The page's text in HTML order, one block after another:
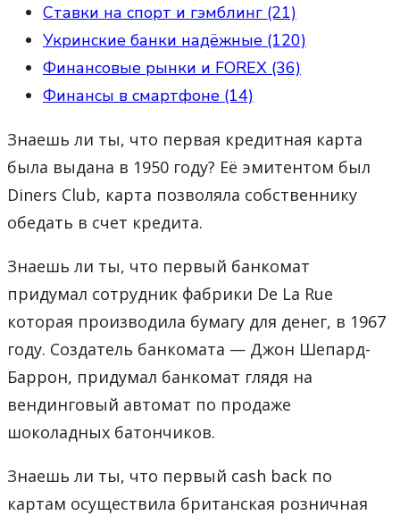
Ставки на спорт и гэмблинг (21)
Укринские банки надёжные (120)
Финансовые рынки и FOREX (36)
Финансы в смартфоне (14)
Знаешь ли ты, что первая кредитная карта
была выдана в 1950 году? Её эмитентом был
Diners Club, карта позволяла собственнику
обедать в счет кредита.
Знаешь ли ты, что первый банкомат
придумал сотрудник фабрики De La Rue
которая производила бумагу для денег, в 1967
году. Создатель банкомата — Джон Шепард-
Баррон, придумал банкомат глядя на
вендинговый автомат по продаже
шоколадных батончиков.
Знаешь ли ты, что первый cash back по
картам осуществила британская розничная